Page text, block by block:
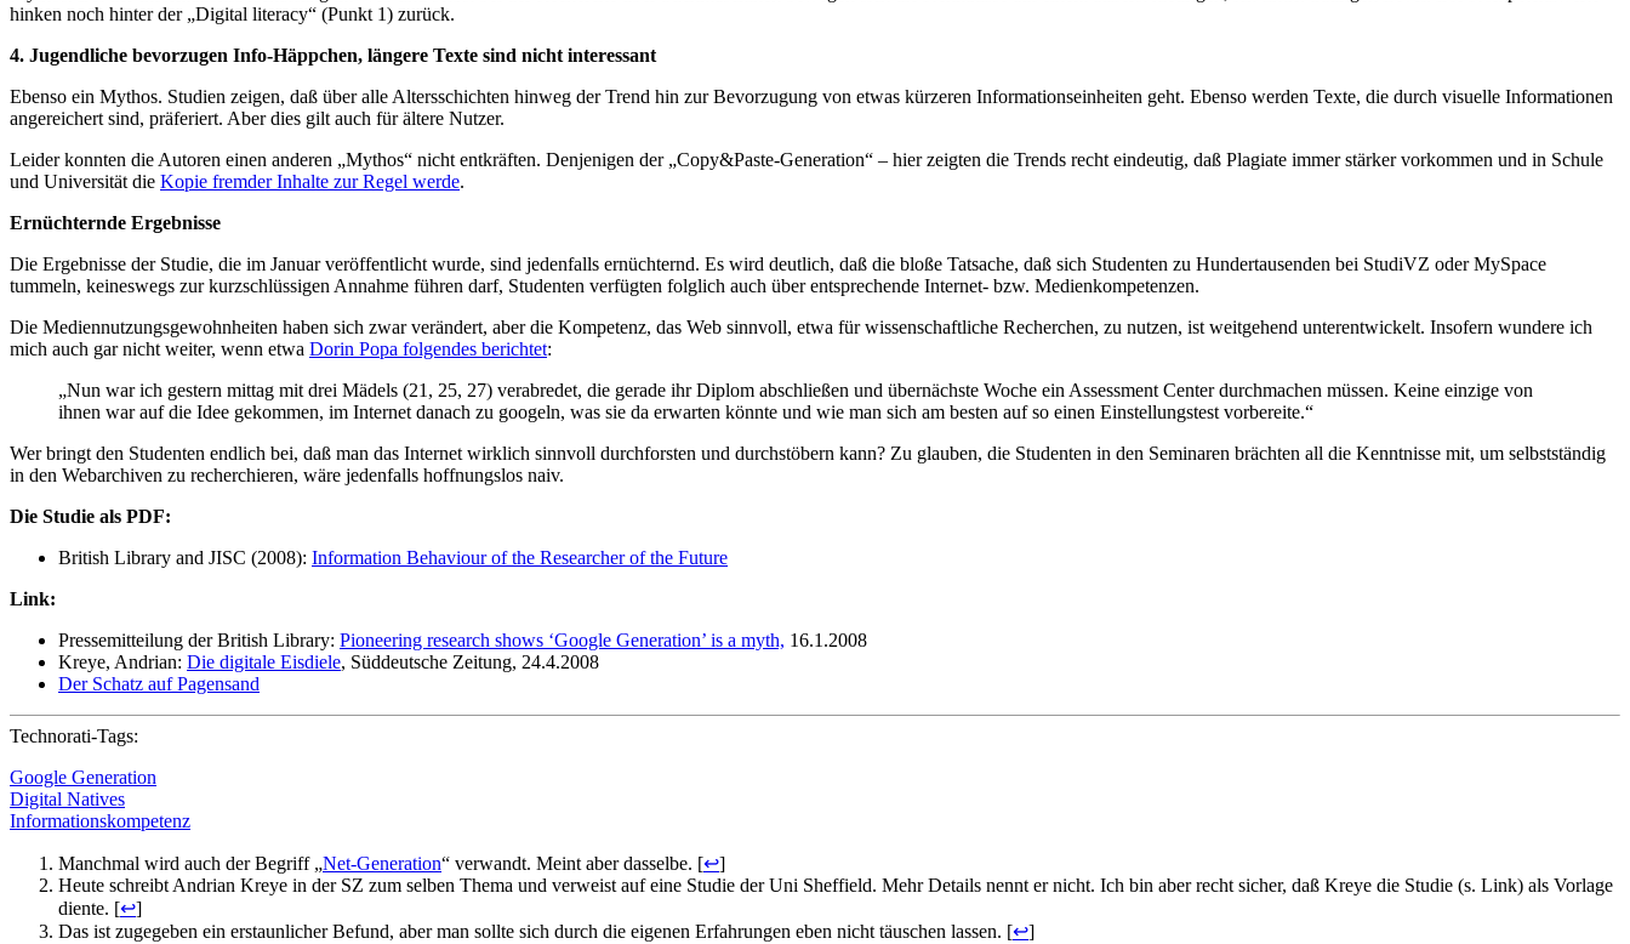
hinken noch hinter der „Digital literacy“ (Punkt 1) zurück.
4. Jugendliche bevorzugen Info-Häppchen, längere Texte sind nicht interessant
Ebenso ein Mythos. Studien zeigen, daß über alle Altersschichten hinweg der Trend hin zur Bevorzugung von etwas kürzeren Informationseinheiten geht. Ebenso werden Texte, die durch visuelle Informationen
angereichert sind, präferiert. Aber dies gilt auch für ältere Nutzer.
Leider konnten die Autoren einen anderen „Mythos“ nicht entkräften. Denjenigen der „Copy&Paste-Generation“ – hier zeigten die Trends recht eindeutig, daß Plagiate immer stärker vorkommen und in Schule
und Universität die Kopie fremder Inhalte zur Regel werde.
Ernüchternde Ergebnisse
Die Ergebnisse der Studie, die im Januar veröffentlicht wurde, sind jedenfalls ernüchternd. Es wird deutlich, daß die bloße Tatsache, daß sich Studenten zu Hundertausenden bei StudiVZ oder MySpace
tummeln, keineswegs zur kurzschlüssigen Annahme führen darf, Studenten verfügten folglich auch über entsprechende Internet- bzw. Medienkompetenzen.
Die Mediennutzungsgewohnheiten haben sich zwar verändert, aber die Kompetenz, das Web sinnvoll, etwa für wissenschaftliche Recherchen, zu nutzen, ist weitgehend unterentwickelt. Insofern wundere ich
mich auch gar nicht weiter, wenn etwa Dorin Popa folgendes berichtet:
„Nun war ich gestern mittag mit drei Mädels (21, 25, 27) verabredet, die gerade ihr Diplom abschließen und übernächste Woche ein Assessment Center durchmachen müssen. Keine einzige von
ihnen war auf die Idee gekommen, im Internet danach zu googeln, was sie da erwarten könnte und wie man sich am besten auf so einen Einstellungstest vorbereite.“
Wer bringt den Studenten endlich bei, daß man das Internet wirklich sinnvoll durchforsten und durchstöbern kann? Zu glauben, die Studenten in den Seminaren brächten all die Kenntnisse mit, um selbstständig
in den Webarchiven zu recherchieren, wäre jedenfalls hoffnungslos naiv.
Die Studie als PDF:
British Library and JISC (2008): Information Behaviour of the Researcher of the Future
Link:
Pressemitteilung der British Library: Pioneering research shows ‘Google Generation’ is a myth, 16.1.2008
Kreye, Andrian: Die digitale Eisdiele, Süddeutsche Zeitung, 24.4.2008
Der Schatz auf Pagensand
Technorati-Tags:
Google Generation
Digital Natives
Informationskompetenz
Manchmal wird auch der Begriff „Net-Generation“ verwandt. Meint aber dasselbe. [↩]
Heute schreibt Andrian Kreye in der SZ zum selben Thema und verweist auf eine Studie der Uni Sheffield. Mehr Details nennt er nicht. Ich bin aber recht sicher, daß Kreye die Studie (s. Link) als Vorlage
diente. [↩]
Das ist zugegeben ein erstaunlicher Befund, aber man sollte sich durch die eigenen Erfahrungen eben nicht täuschen lassen. [↩]